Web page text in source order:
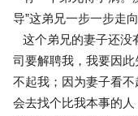
导”这弟兄一步一步走向
这个弟兄的妻子还没
司要解聘我，我要因
不起我；因为妻子看
会去找个比我本事的